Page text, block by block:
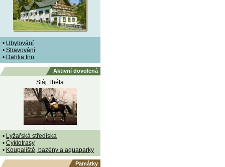
• Ubytování
• Stravování
• Dahlia Inn
Aktivní dovolená
Stáj Théta
• Lyžařská střediska
• Cyklotrasy
• Koupaliště, bazény a aquaparky
Památky